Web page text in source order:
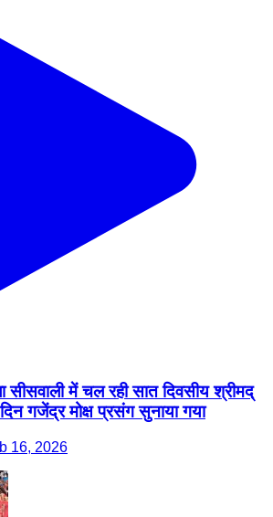
सीसवाली में चल रही सात दिवसीय श्रीमद्
गजेंद्र मोक्ष प्रसंग सुनाया गया
16, 2026